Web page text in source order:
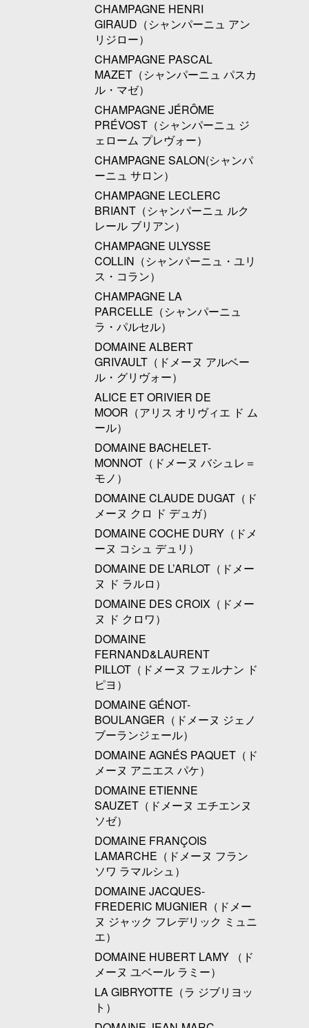
CHAMPAGNE HENRI
GIRAUD（シャンパーニュ アン
リジロー）
CHAMPAGNE PASCAL
MAZET（シャンパーニュ パスカ
ル・マゼ）
CHAMPAGNE JÉRÔME
PRÉVOST（シャンパーニュ ジ
ェローム プレヴォー）
CHAMPAGNE SALON(シャンパ
ーニュ サロン）
CHAMPAGNE LECLERC
BRIANT（シャンパーニュ ルク
レール ブリアン）
CHAMPAGNE ULYSSE
COLLIN（シャンパーニュ・ユリ
ス・コラン）
CHAMPAGNE LA
PARCELLE（シャンパーニュ
ラ・パルセル）
DOMAINE ALBERT
GRIVAULT（ドメーヌ アルベー
ル・グリヴォー）
ALICE ET ORIVIER DE
MOOR（アリス オリヴィエ ド ム
ール）
DOMAINE BACHELET-
MONNOT（ドメーヌ バシュレ＝
モノ）
DOMAINE CLAUDE DUGAT（ド
メーヌ クロ ド デュガ）
DOMAINE COCHE DURY（ドメ
ーヌ コシュ デュリ）
DOMAINE DE L’ARLOT（ドメー
ヌ ド ラルロ）
DOMAINE DES CROIX（ドメー
ヌ ド クロワ）
DOMAINE
FERNAND&LAURENT
PILLOT（ドメーヌ フェルナン ド
ピヨ）
DOMAINE GÉNOT-
BOULANGER（ドメーヌ ジェノ
ブーランジェール）
DOMAINE AGNÉS PAQUET（ド
メーヌ アニエス パケ）
DOMAINE ETIENNE
SAUZET（ドメーヌ エチエンヌ
ソゼ）
DOMAINE FRANÇOIS
LAMARCHE（ドメーヌ フラン
ソワ ラマルシュ）
DOMAINE JACQUES-
FREDERIC MUGNIER（ドメー
ヌ ジャック フレデリック ミュニ
エ）
DOMAINE HUBERT LAMY （ド
メーヌ ユベール ラミー）
LA GIBRYOTTE（ラ ジブリヨッ
ト）